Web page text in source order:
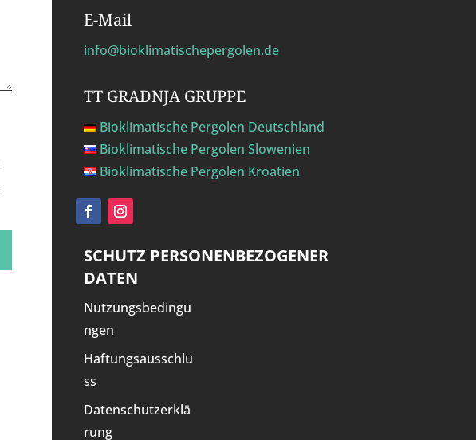
E-Mail
info@bioklimatischepergolen.de
TT GRADNJA GRUPPE
Bioklimatische Pergolen Deutschland
Bioklimatische Pergolen Slowenien
Bioklimatische Pergolen Kroatien
SCHUTZ PERSONENBEZOGENER
DATEN
Nutzungsbedingu
ngen
Haftungsausschlu
ss
Datenschutzerklä
rung